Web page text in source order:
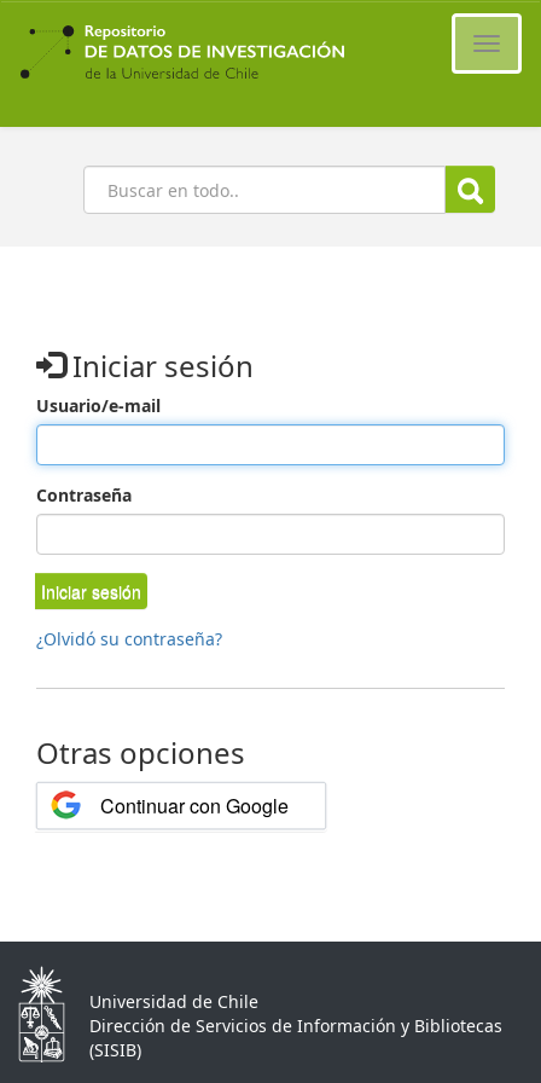
Ir
contenido
principal
Buscar
Iniciar sesión
Usuario/e-mail
Contraseña
Iniciar sesión
¿Olvidó su contraseña?
Otras opciones
Continuar con Google
Universidad de Chile
Dirección de Servicios de Información y Bibliotecas
(SISIB)